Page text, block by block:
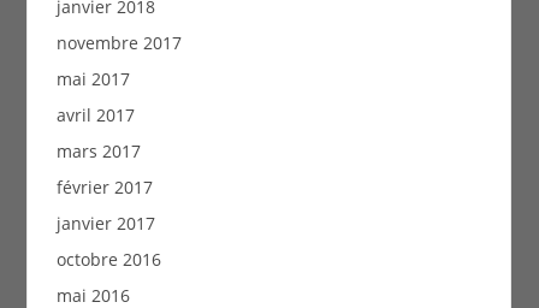
janvier 2018
novembre 2017
mai 2017
avril 2017
mars 2017
février 2017
janvier 2017
octobre 2016
mai 2016